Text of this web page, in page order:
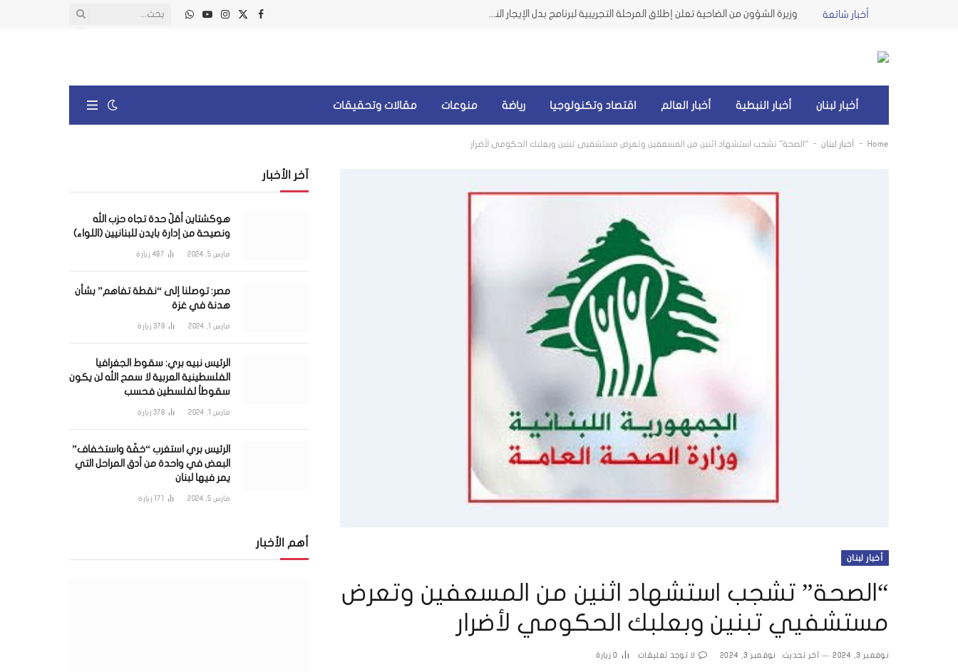
أخبار شائعة وزيرة الشؤون من الضاحية تعلن إطلاق المرحلة التجريبية لبرنامج بدل الإيجار النقدي للمتضررين من الحرب
فيسبوك
X
الانستغرام
يوتيوبواتساب
أخبار لبنان أخبار النبطية أخبار العالم اقتصاد وتكنولوجيا رياضة منوعات مقالات وتحقيقات
Home
- أخبار لبنان - “الصحة” تشجب استشهاد اثنين من المسعفين وتعرض مستشفيي تبنين وبعلبك الحكومي لأضرار
أخبار لبنان
“الصحة” تشجب استشهاد اثنين من المسعفين وتعرض
مستشفيي تبنين وبعلبك الحكومي لأضرار
نوفمبر 3, 2024 آخر تحديث: نوفمبر 3, 2024 لا توجد تعليقات 0 زيارة
آخر الأخبار
هوكشتاين أقلّ حدة تجاه حزب الله
ونصيحة من إدارة بايدن للبنانيين (اللواء)
مارس 5, 2024 487 زيارة
مصر: توصلنا إلى “نقطة تفاهم” بشأن
هدنة في غزة
مارس 1, 2024 379 زيارة
الرئيس نبيه بري: سقوط الجغرافيا
الفلسطينية العربية لا سمح الله لن يكون
سقوطاً لفلسطين فحسب
مارس 1, 2024 378 زيارة
الرئيس بري استغرب “خفّة واستخفاف”
البعض في واحدة من أدق المراحل التي
يمر فيها لبنان
مارس 5, 2024 171 زيارة
أهم الأخبار